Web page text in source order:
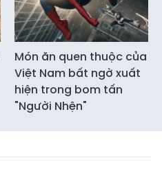
Món ăn quen thuộc của
Việt Nam bất ngờ xuất
hiện trong bom tấn
"Người Nhện"